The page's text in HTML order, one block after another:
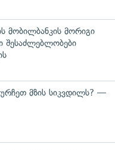
მობილბანკის მორიგი
შესაძლებლობები
მზის სიკვდილს? —